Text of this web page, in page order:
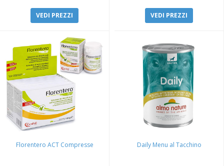
VEDI PREZZI VEDI PREZZI
Florentero ACT Compresse Daily Menu al Tacchino